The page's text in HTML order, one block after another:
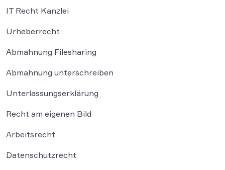
IT Recht Kanzlei
Urheberrecht
Abmahnung Filesharing
Abmahnung unterschreiben
Unterlassungserklärung
Recht am eigenen Bild
Arbeitsrecht
Datenschutzrecht